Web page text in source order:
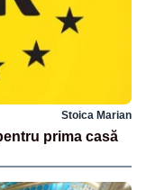
Stoica Marian
prima casă